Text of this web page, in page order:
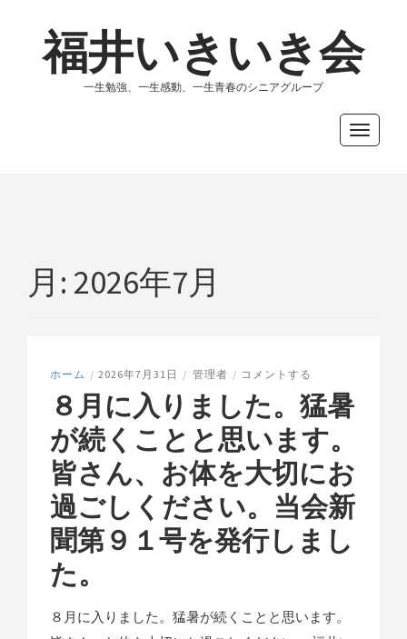
福井いきいき会
一生勉強、一生感動、一生青春のシニアグループ
Toggle
月: 2026年7月
ホーム / 2026年7月31日 / 管理者 / コメントする
８月に入りました。猛暑
が続くことと思います。
皆さん、お体を大切にお
過ごしください。当会新
聞第９１号を発行しまし
た。
８月に入りました。猛暑が続くことと思います。